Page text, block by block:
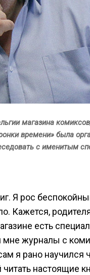
магазина
времени» была
с именитым
Я рос
Кажется,
есть
мне журналы с
я рано
настоящие